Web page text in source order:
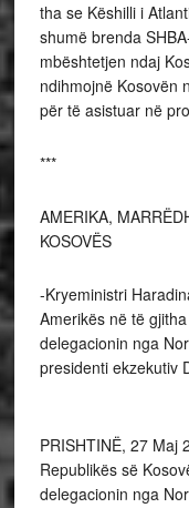
tha se Këshilli i
shumë brenda
mbështetjen ndaj
ndihmojnë Kosovën
për të asistuar në
***
AMERIKA,
KOSOVËS
-Kryeministri
Amerikës në të
delegacionin nga
presidenti ekzekutiv
PRISHTINË, 27 Maj
Republikës së
delegacionin nga